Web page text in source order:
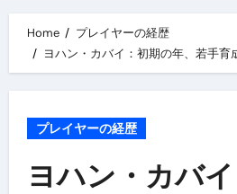
Home
プレイヤーの経歴
ヨハン・カバイ：初期の年、若手育
プレイヤーの経歴
ヨハン・カバ